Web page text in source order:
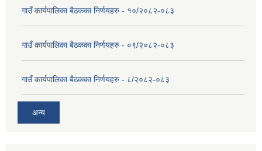
गाउँ कार्यपालिका बैठकका निर्णयहरु - १०/२०८२-०८३
गाउँ कार्यपालिका बैठकका निर्णयहरु - ०९/२०८२-०८३
गाउँ कार्यपालिका बैठकका निर्णयहरु - ८/२०८२-०८३
अन्य